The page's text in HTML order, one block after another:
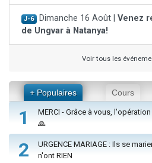
J-6 Dimanche 16 Août | Venez
de Ungvar à Natanya!
Voir tous les
+ Populaires Cours
1
MERCI - Grâce à vous,
🙏
2
URGENCE MARIAGE : Ils se
n'ont RIEN